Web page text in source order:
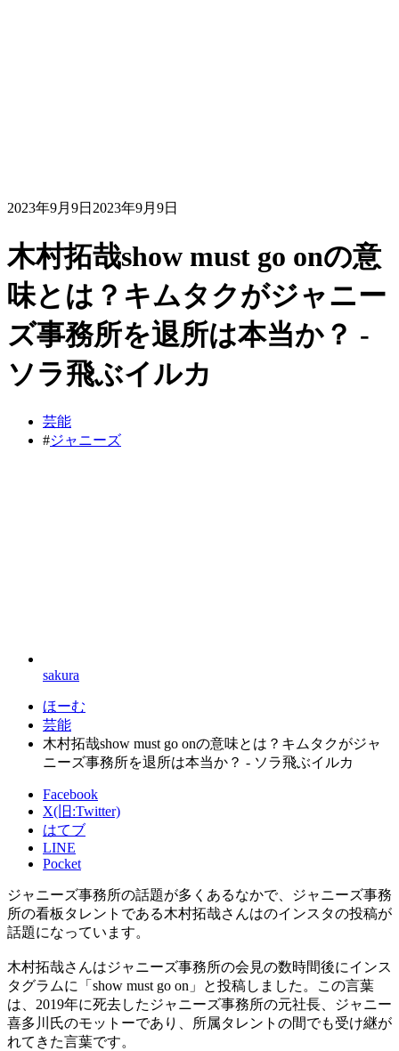
2023年9月9日 2023年9月9日
木村拓哉show must go onの意
味とは？キムタクがジャニー
ズ事務所を退所は本当か？ -
ソラ飛ぶイルカ
芸能
#ジャニーズ
sakura
ほーむ
芸能
木村拓哉show must go onの意味とは？キムタクがジャ
ニーズ事務所を退所は本当か？ - ソラ飛ぶイルカ
Facebook
X(旧:Twitter)
はてブ
LINE
Pocket
ジャニーズ事務所の話題が多くあるなかで、ジャニーズ事務
所の看板タレントである木村拓哉さんはのインスタの投稿が
話題になっています。
木村拓哉さんはジャニーズ事務所の会見の数時間後にインス
タグラムに「show must go on」と投稿しました。この言葉
は、2019年に死去したジャニーズ事務所の元社長、ジャニー
喜多川氏のモットーであり、所属タレントの間でも受け継が
れてきた言葉です。